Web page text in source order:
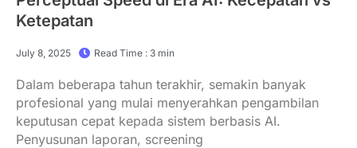
Ketepatan
July 8, 2025 Read Time : 3 min
Dalam beberapa tahun terakhir, semakin banyak
profesional yang mulai menyerahkan pengambilan
keputusan cepat kepada sistem berbasis AI.
Penyusunan laporan, screening